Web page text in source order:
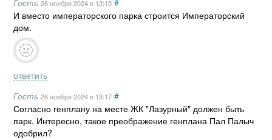
26 ноября 2024в 13:15
И вместо императорского парка строится Императорский
дом.
ответить
Гость 26 ноября 2024в 13:17 #
Согласно генплану на месте ЖК "Лазурный" должен быть
парк. Интересно, такое преображение генплана Пал Палыч
одобрил?